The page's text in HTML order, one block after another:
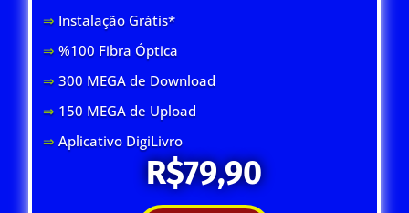
⇒ Instalação Grátis*
⇒ %100 Fibra Óptica
⇒ 300 MEGA de Download
⇒ 150 MEGA de Upload
⇒Aplicativo DigiLivro
R$79,90